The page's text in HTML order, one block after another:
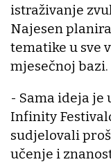
istraživanje
Najesen
tematike u sve
mjesečnoj bazi.
- Sama ideja je
Infinity
sudjelovali
učenje i